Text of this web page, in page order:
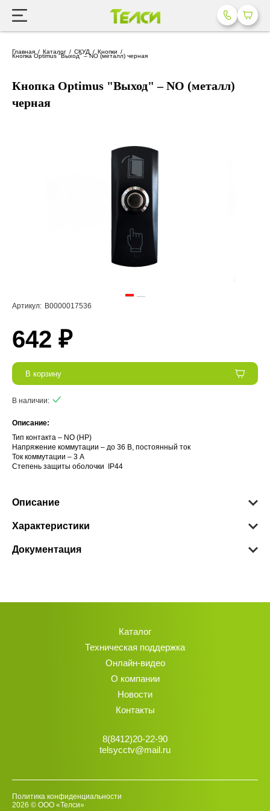
Главная Каталог СКУД Кнопки
Кнопка Optimus "Выход" – NO (металл) черная
Кнопка Optimus "Выход" – NO (металл)
черная
Артикул: В0000017536
642 ₽
В корзину
В наличии:
Описание:
Тип контакта – NO (НР)
Напряжение коммутации – до 36 В, постоянный ток
Ток коммутации – 3 А
Степень защиты оболочки IP44
Описание
Характеристики
Документация
Каталог
Техническая поддержка
Онлайн-видео
О компании
Новости
Контакты
8(8412)20-22-90
telsycctv@mail.ru
2026 © ООО «Телси»
Политика конфиденциальности